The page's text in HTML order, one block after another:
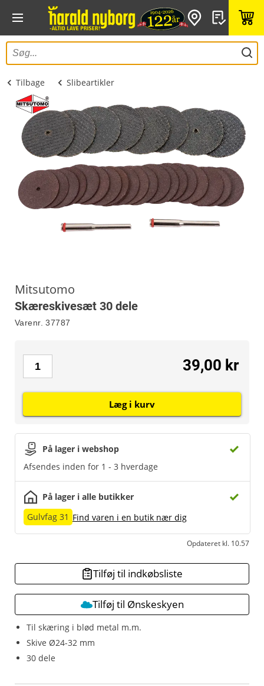
Tilbage Slibeartikler
Mitsutomo
Skæreskivesæt 30 dele
Varenr. 37787
Til skæring i blød metal m.m.
Skive Ø24-32 mm
30 dele
På lager i webshop
Afsendes inden for 1 - 3 hverdage
På lager i alle butikker
Gulvfag 31 Find varen i en butik nær dig
Opdateret kl. 10.57
39,00 kr
Læg i kurv
Tilføj til indkøbsliste
Tilføj til Ønskeskyen